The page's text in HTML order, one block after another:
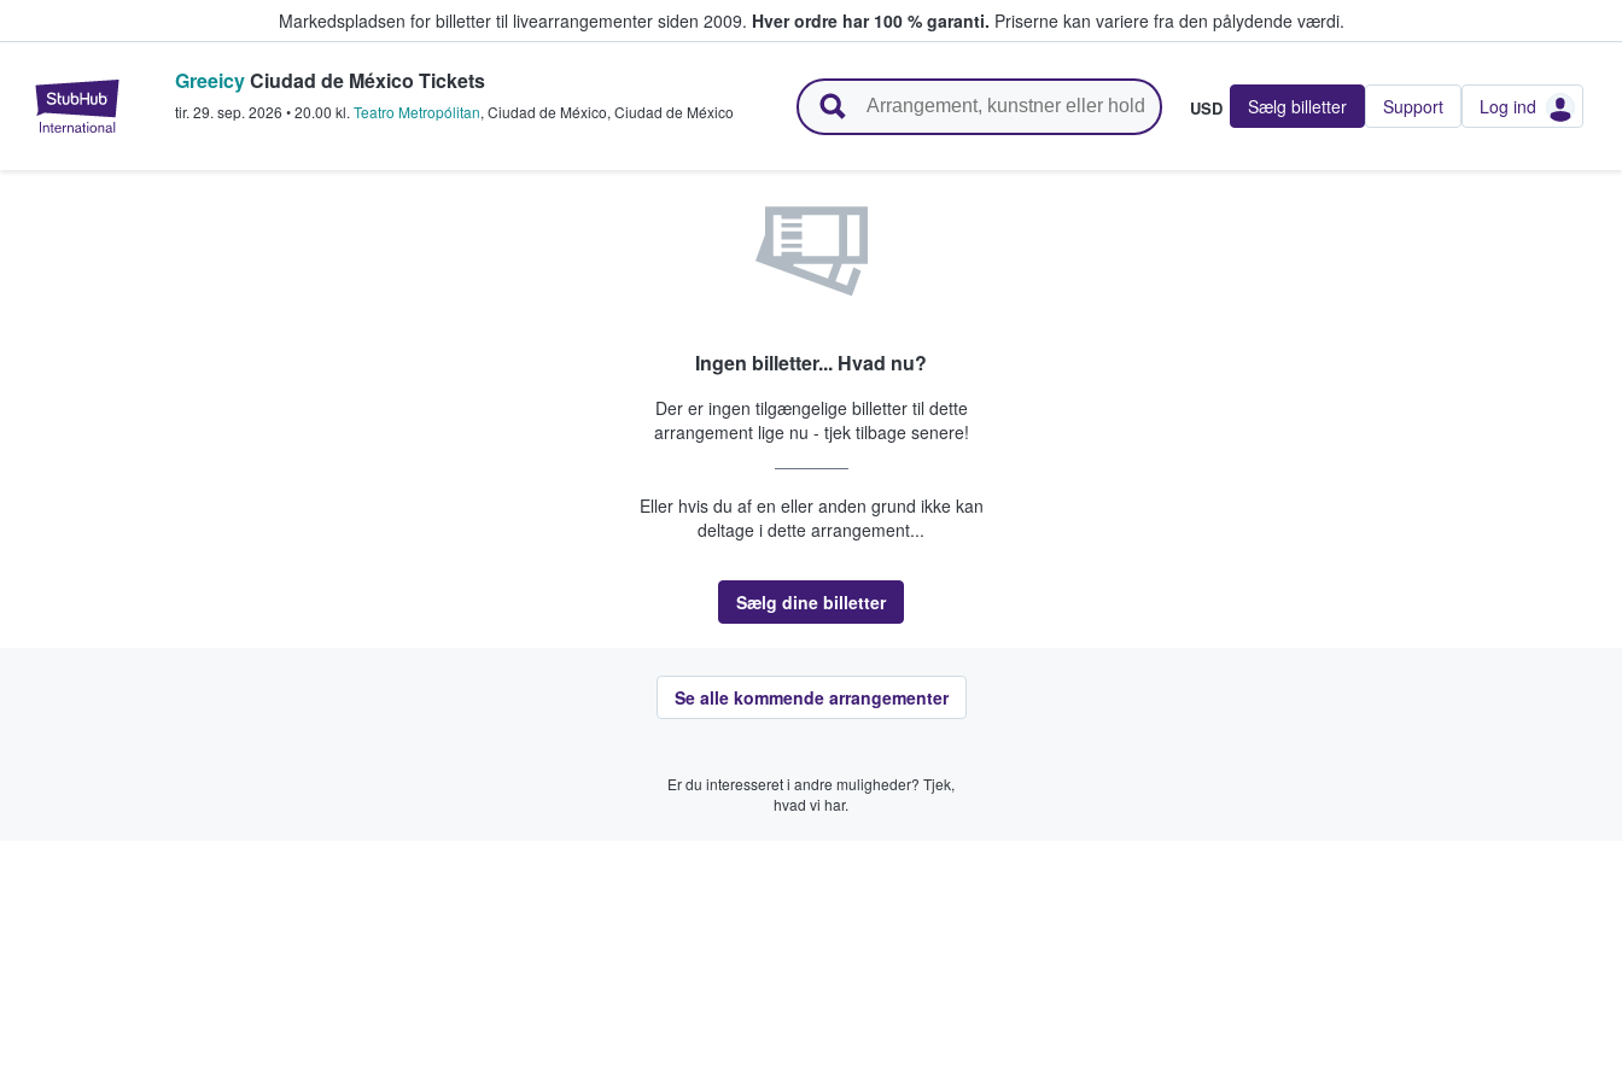
Markedspladsen for billetter til livearrangementer siden 2009. Hver ordre har 100 % garanti. Priserne kan variere fra den pålydende værdi.
StubHub - Hvor fans køber og sælger billetter
GreeicyCiudad de México Tickets
tir. 29. sep. 2026 •20.00 kl. Teatro Metropólitan, Ciudad de México, Ciudad de México USD Sælg billetter Support Log ind
Ingen billetter... Hvad nu?
Der er ingen tilgængelige billetter til dette
arrangement lige nu - tjek tilbage senere!
Eller hvis du af en eller anden grund ikke kan
deltage i dette arrangement...
Sælg dine billetter
Se alle kommende arrangementer
Er du interesseret i andre muligheder? Tjek,
hvad vi har.